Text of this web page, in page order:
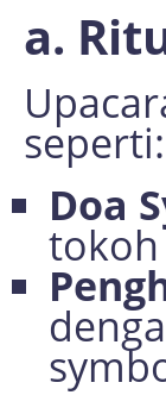
a.
seperti:
Doa
tokoh